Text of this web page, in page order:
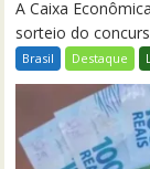
A Caixa
sorteio do
Brasil Destaque